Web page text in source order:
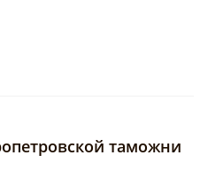
таможни